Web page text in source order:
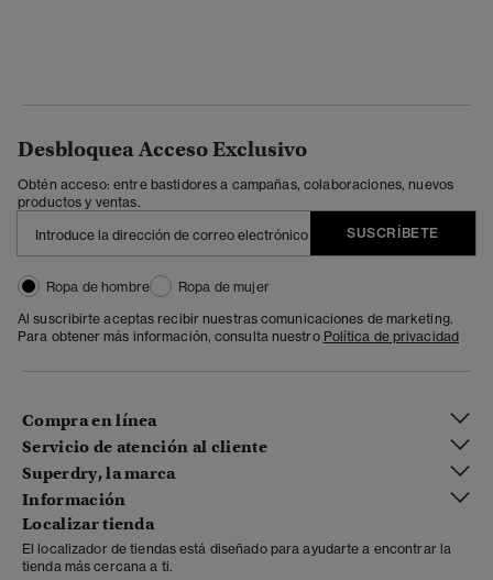
Desbloquea Acceso Exclusivo
Obtén acceso: entre bastidores a campañas, colaboraciones, nuevos
productos y ventas.
SUSCRÍBETE
Ropa de hombre
Ropa de mujer
Al suscribirte aceptas recibir nuestras comunicaciones de marketing.
Para obtener más información, consulta nuestro Política de privacidad
Compra en línea
Servicio de atención al cliente
Superdry, la marca
Información
Localizar tienda
El localizador de tiendas está diseñado para ayudarte a encontrar la
tienda más cercana a ti.